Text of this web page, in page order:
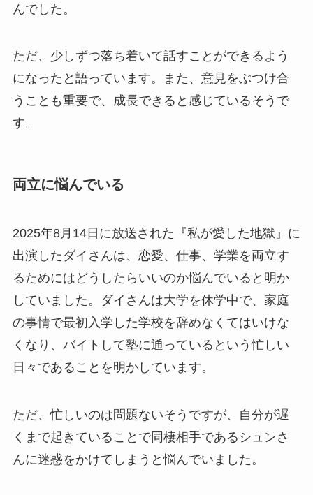
んでした。
ただ、少しずつ落ち着いて話すことができるよう
になったと語っています。また、意見をぶつけ合
うことも重要で、成長できると感じているそうで
す。
両立に悩んでいる
2025年8月14日に放送された『私が愛した地獄』に
出演したダイさんは、恋愛、仕事、学業を両立す
るためにはどうしたらいいのか悩んでいると明か
していました。ダイさんは大学を休学中で、家庭
の事情で最初入学した学校を辞めなくてはいけな
くなり、バイトして塾に通っているという忙しい
日々であることを明かしています。
ただ、忙しいのは問題ないそうですが、自分が遅
くまで起きていることで同棲相手であるシュンさ
んに迷惑をかけてしまうと悩んでいました。